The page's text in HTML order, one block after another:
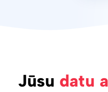
Jūsu datu